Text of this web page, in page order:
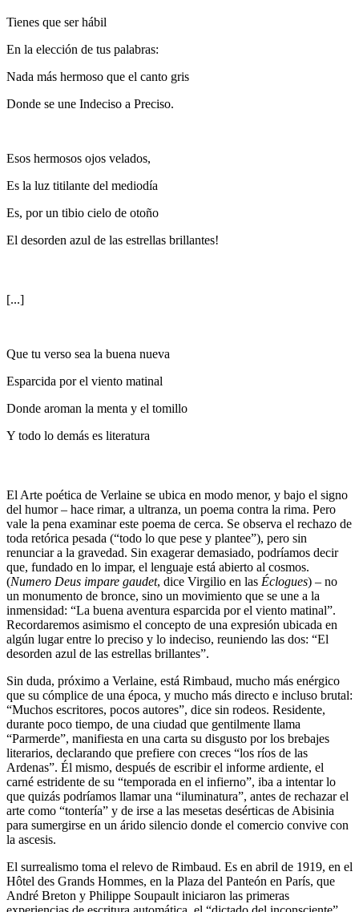
Tienes que ser hábil
En la elección de tus palabras:
Nada más hermoso que el canto gris
Donde se une Indeciso a Preciso.
Esos hermosos ojos velados,
Es la luz titilante del mediodía
Es, por un tibio cielo de otoño
El desorden azul de las estrellas brillantes!
[...]
Que tu verso sea la buena nueva
Esparcida por el viento matinal
Donde aroman la menta y el tomillo
Y todo lo demás es literatura
El Arte poética de Verlaine se ubica en modo menor, y bajo el signo
del humor – hace rimar, a ultranza, un poema contra la rima. Pero
vale la pena examinar este poema de cerca. Se observa el rechazo de
toda retórica pesada (“todo lo que pese y plantee”), pero sin
renunciar a la gravedad. Sin exagerar demasiado, podríamos decir
que, fundado en lo impar, el lenguaje está abierto al cosmos.
(Numero Deus impare gaudet, dice Virgilio en las Éclogues) – no
un monumento de bronce, sino un movimiento que se une a la
inmensidad: “La buena aventura esparcida por el viento matinal”.
Recordaremos asimismo el concepto de una expresión ubicada en
algún lugar entre lo preciso y lo indeciso, reuniendo las dos: “El
desorden azul de las estrellas brillantes”.
Sin duda, próximo a Verlaine, está Rimbaud, mucho más enérgico
que su cómplice de una época, y mucho más directo e incluso brutal:
“Muchos escritores, pocos autores”, dice sin rodeos. Residente,
durante poco tiempo, de una ciudad que gentilmente llama
“Parmerde”, manifiesta en una carta su disgusto por los brebajes
literarios, declarando que prefiere con creces “los ríos de las
Ardenas”. Él mismo, después de escribir el informe ardiente, el
carné estridente de su “temporada en el infierno”, iba a intentar lo
que quizás podríamos llamar una “iluminatura”, antes de rechazar el
arte como “tontería” y de irse a las mesetas desérticas de Abisinia
para sumergirse en un árido silencio donde el comercio convive con
la ascesis.
El surrealismo toma el relevo de Rimbaud. Es en abril de 1919, en el
Hôtel des Grands Hommes, en la Plaza del Panteón en París, que
André Breton y Philippe Soupault iniciaron las primeras